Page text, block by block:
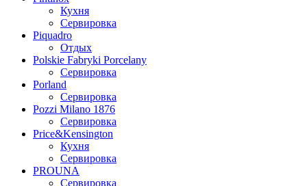
Кухня
Сервировка
Piquadro
Отдых
Polskie Fabryki Porcelany
Сервировка
Porland
Сервировка
Pozzi Milano 1876
Сервировка
Price&Kensington
Кухня
Сервировка
PROUNA
Сервировка